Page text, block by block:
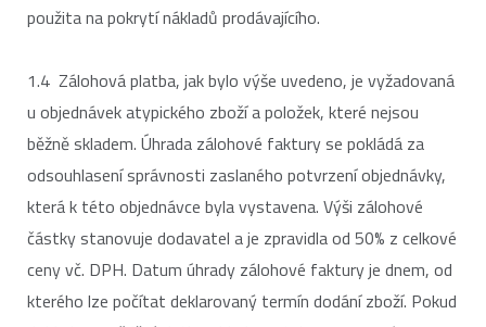
použita na pokrytí nákladů prodávajícího.
1.4 Zálohová platba, jak bylo výše uvedeno, je vyžadovaná
u objednávek atypického zboží a položek, které nejsou
běžně skladem. Úhrada zálohové faktury se pokládá za
odsouhlasení správnosti zaslaného potvrzení objednávky,
která k této objednávce byla vystavena. Výši zálohové
částky stanovuje dodavatel a je zpravidla od 50% z celkové
ceny vč. DPH. Datum úhrady zálohové faktury je dnem, od
kterého lze počítat deklarovaný termín dodání zboží. Pokud